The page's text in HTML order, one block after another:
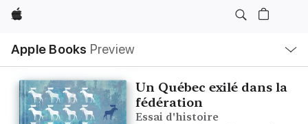
Apple
Apple Books Preview
Nav
Open
Menu
Un Québec exilé dans la
fédération
Essai d'histoire